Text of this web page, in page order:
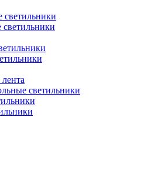
светильники
светильники